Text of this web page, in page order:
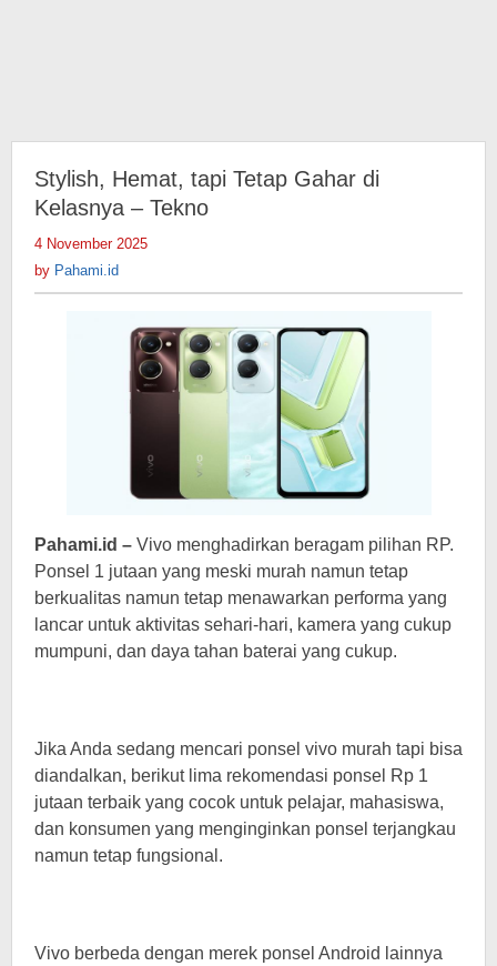
Stylish, Hemat, tapi Tetap Gahar di
Kelasnya – Tekno
4 November 2025
by Pahami.id
Pahami.id – Vivo menghadirkan beragam pilihan RP.
Ponsel 1 jutaan yang meski murah namun tetap
berkualitas namun tetap menawarkan performa yang
lancar untuk aktivitas sehari-hari, kamera yang cukup
mumpuni, dan daya tahan baterai yang cukup.
Jika Anda sedang mencari ponsel vivo murah tapi bisa
diandalkan, berikut lima rekomendasi ponsel Rp 1
jutaan terbaik yang cocok untuk pelajar, mahasiswa,
dan konsumen yang menginginkan ponsel terjangkau
namun tetap fungsional.
Vivo berbeda dengan merek ponsel Android lainnya